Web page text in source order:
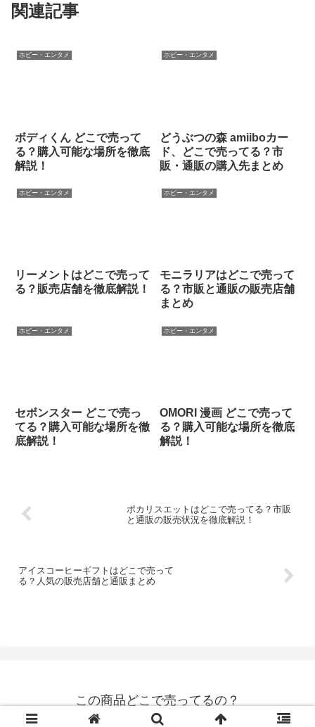
関連記事
ホビー・エンタメ
ボディくん どこで売って
る？購入可能な場所を徹底
解説！
ホビー・エンタメ
どうぶつの森 amiiboカー
ド、どこで売ってる？市
販・通販の購入先まとめ
ホビー・エンタメ
リーメントはどこで売って
る？販売店舗を徹底解説！
ホビー・エンタメ
モニラリアはどこで売って
る？市販と通販の販売店舗
まとめ
ホビー・エンタメ
セボンスター どこで売っ
てる？購入可能な場所を徹
底解説！
ホビー・エンタメ
OMORI 漫画 どこで売って
る？購入可能な場所を徹底
解説！
ポカリスエットはどこで売ってる？市販
と通販の販売状況を徹底解説！
アイスコーヒーギフトはどこで売って
る？人気の販売店舗と通販まとめ
この商品どこで売ってるの？
© 2020 この商品どこで売ってるの？.